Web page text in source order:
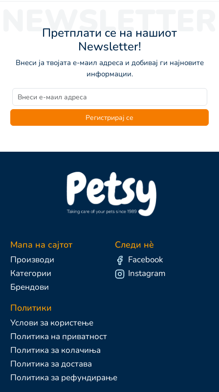
NEWSLETTER
Претплати се на нашиот
Newsletter!
Внеси ја твојата е-маил адреса и добивај ги најновите
информации.
Регистрирај се
Мапа на сајтот
Производи
Категории
Брендови
Политики
Услови за користење
Политика на приватност
Политика за колачиња
Политика за достава
Политика за рефундирање
Следи нè
Facebook
Instagram